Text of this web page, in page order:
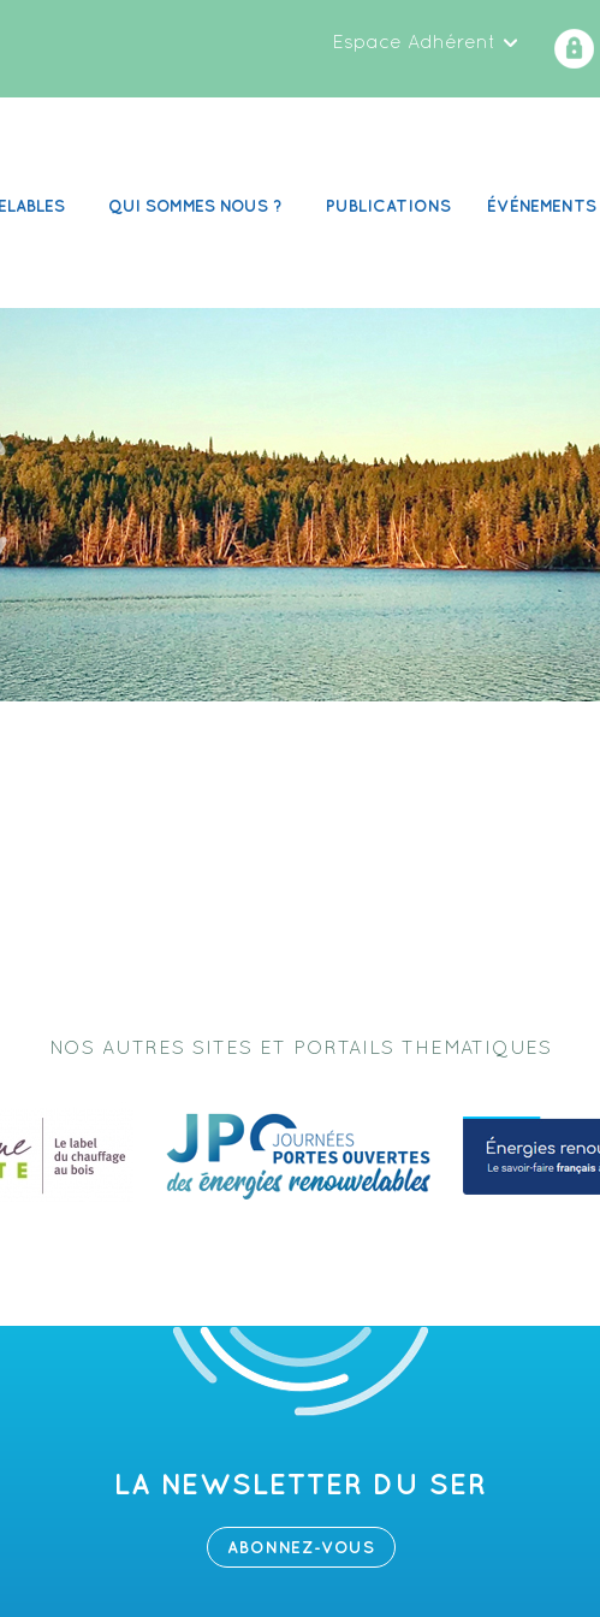
Espace Adhérent
QUI SOMMES NOUS ? PUBLICATIONS ÉVÉNEMENTS
NOS AUTRES SITES ET PORTAILS THEMATIQUES
LA NEWSLETTER DU SER
ABONNEZ-VOUS